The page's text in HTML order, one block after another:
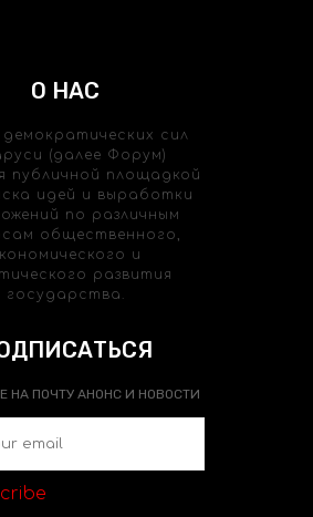
О НАС
сил
(далее Форум)
публичной площадкой
идей и выработки
по различным
общественного,
и
развития
государства.
НА ПОЧТУ АНОНС И НОВОСТИ